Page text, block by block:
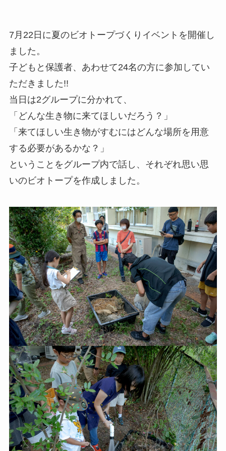
7月22日に夏のビオトープづくりイベントを開催し
ました。
子どもと保護者、あわせて24名の方に参加してい
ただきました!!
当日は2グループに分かれて、
「どんな生き物に来てほしいだろう？」
「来てほしい生き物がすむにはどんな場所を用意
する必要があるかな？」
ということをグループ内で話し、それぞれ思い思
いのビオトープを作成しました。